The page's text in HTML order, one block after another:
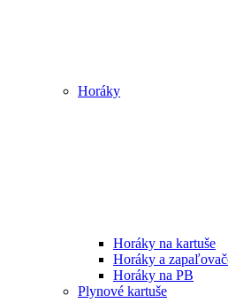
Horáky
Horáky na kartuše
Horáky a
Horáky na PB
Plynové kartuše